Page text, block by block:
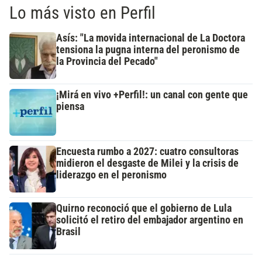
Lo más visto en Perfil
Asís: "La movida internacional de La Doctora
tensiona la pugna interna del peronismo de
la Provincia del Pecado"
¡Mirá en vivo +Perfil!: un canal con gente que
piensa
Encuesta rumbo a 2027: cuatro consultoras
midieron el desgaste de Milei y la crisis de
liderazgo en el peronismo
Quirno reconoció que el gobierno de Lula
solicitó el retiro del embajador argentino en
Brasil